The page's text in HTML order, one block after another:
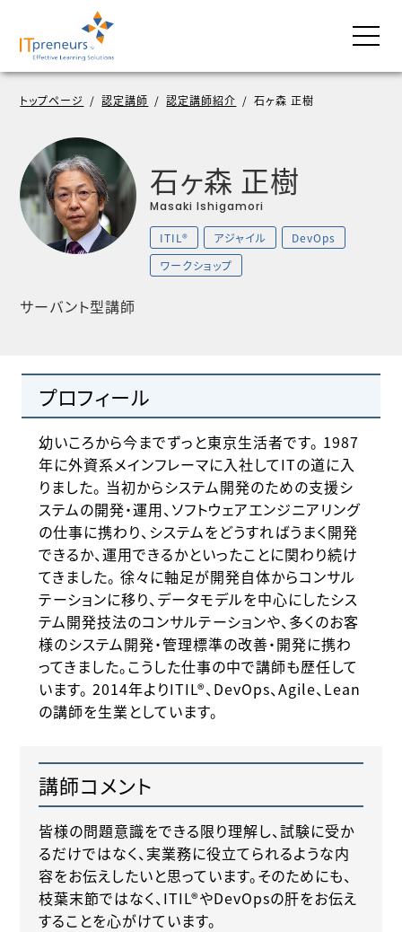
トップページ /認定講師 /認定講師紹介 /石ヶ森 正樹
石ヶ森 正樹
Masaki Ishigamori
ITIL® アジャイル
DevOps
ワークショップ
サーバント型講師
プロフィール
幼いころから今までずっと東京生活者です。 1987
年に外資系メインフレーマに入社してITの道に入
りました。 当初からシステム開発のための支援シ
ステムの開発・運用、ソフトウェアエンジニアリング
の仕事に携わり、システムをどうすればうまく開発
できるか、運用できるかといったことに関わり続け
てきました。 徐々に軸足が開発自体からコンサル
テーションに移り、データモデルを中心にしたシス
テム開発技法のコンサルテーションや、多くのお客
様のシステム開発・管理標準の改善・開発に携わ
ってきました。こうした仕事の中で講師も歴任して
います。 2014年よりITIL®、DevOps、Agile、Lean
の講師を生業としています。
講師コメント
皆様の問題意識をできる限り理解し、試験に受か
るだけではなく、実業務に役立てられるような内
容をお伝えしたいと思っています。そのためにも、
枝葉末節ではなく、ITIL®やDevOpsの肝をお伝え
することを心がけています。